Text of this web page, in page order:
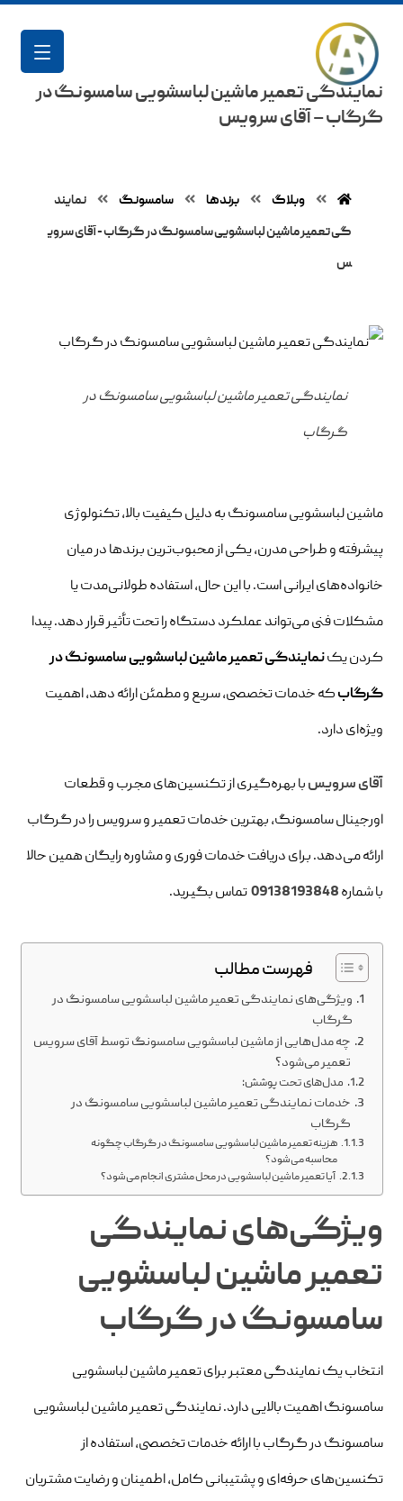
نمایندگی تعمیر ماشین لباسشویی سامسونگ در
گرگاب – آقای سرویس
وبلاگ برند‌ها سامسونگ
نمایند
گی تعمیر ماشین لباسشویی سامسونگ در گرگاب - آقای سروی
س
نمایندگی تعمیر ماشین لباسشویی سامسونگ در
گرگاب
ماشین لباسشویی سامسونگ به دلیل کیفیت بالا، تکنولوژی
پیشرفته و طراحی مدرن، یکی از محبوب‌ترین برندها در میان
خانواده‌های ایرانی است. با این حال، استفاده طولانی‌مدت یا
مشکلات فنی می‌تواند عملکرد دستگاه را تحت تأثیر قرار دهد. پیدا
کردن یکنمایندگی تعمیر ماشین لباسشویی سامسونگ در
گرگابکه خدمات تخصصی، سریع و مطمئن ارائه دهد، اهمیت
ویژه‌ای دارد.
آقای سرویسبا بهره‌گیری از تکنسین‌های مجرب و قطعات
اورجینال سامسونگ، بهترین خدمات تعمیر و سرویس را در گرگاب
ارائه می‌دهد. برای دریافت خدمات فوری و مشاوره رایگان همین حالا
با شماره09138193848تماس بگیرید.
فهرست مطالب
ویژگی‌های نمایندگی تعمیر ماشین لباسشویی سامسونگ در
گرگاب
چه مدل‌هایی از ماشین لباسشویی سامسونگ توسط آقای سرویس
تعمیر می‌شود؟
مدل‌های تحت پوشش:
خدمات نمایندگی تعمیر ماشین لباسشویی سامسونگ در
گرگاب
هزینه تعمیر ماشین لباسشویی سامسونگ در گرگاب چگونه
محاسبه می‌شود؟
آیا تعمیر ماشین لباسشویی در محل مشتری انجام می‌شود؟
ویژگی‌های نمایندگی
تعمیر ماشین لباسشویی
سامسونگ در گرگاب
انتخاب یک نمایندگی معتبر برای تعمیر ماشین لباسشویی
سامسونگ اهمیت بالایی دارد. نمایندگی تعمیر ماشین لباسشویی
سامسونگ در گرگاب با ارائه خدمات تخصصی، استفاده از
تکنسین‌های حرفه‌ای و پشتیبانی کامل، اطمینان و رضایت مشتریان